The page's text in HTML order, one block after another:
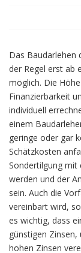
Das Baudarlehen
der Regel erst ab
möglich. Die
Finanzierbarkeit
individuell
einem
geringe oder gar
Schätzkosten
Sondertilgung mit
werden und der
sein. Auch die
vereinbart wird,
es wichtig, dass
günstigen Zinsen,
hohen Zinsen